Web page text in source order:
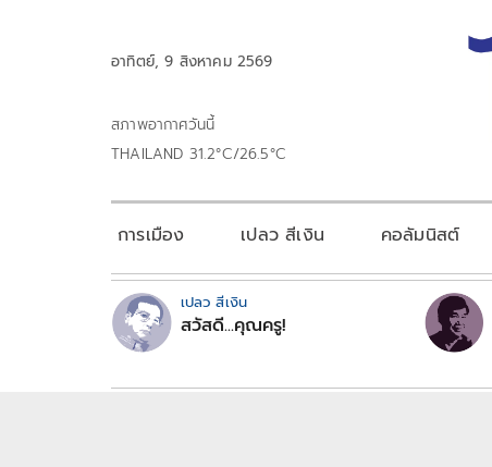
อาทิตย์, 9 สิงหาคม 2569
สภาพอากาศวันนี้
THAILAND 31.2°C/26.5°C
การเมือง เปลว สีเงิน คอลัมนิสต์
เปลว สีเงิน
สวัสดี...คุณครู!